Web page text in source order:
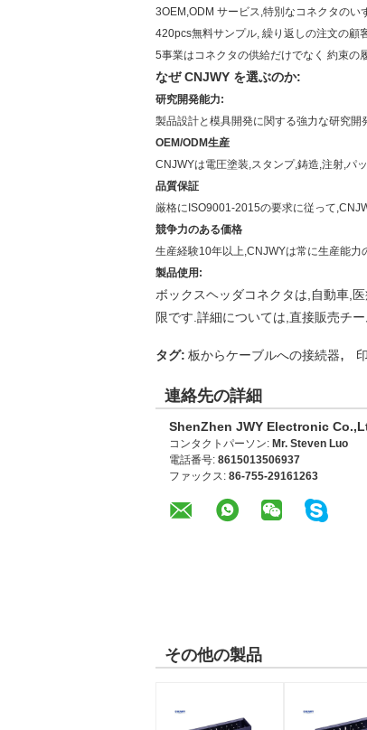
3OEM,ODM サービス,特別なコネクタの
420pcs無料サンプル, 繰り返しの注文の顧
5事業はコネクタの供給だけでなく 約束の
なぜ CNJWY を選ぶのか:
研究開発能力:
製品設計と模具開発に関する強力な研究
OEM/ODM生産
CNJWYは電圧塗装,スタンプ,鋳造,注射,パ
品質保証
厳格にISO9001-2015の要求に従って
競争力のある価格
生産経験10年以上,CNJWYは常に生産能
製品使用:
ボックスヘッダコネクタは,自動車,
限です.詳細については,直接販売チ
タグ: 板からケーブルへの接続器,
連絡先の詳細
ShenZhen JWY Electronic
コンタクトパーソン: Mr. Steven Luo
電話番号: 8615013506937
ファックス: 86-755-29161263
その他の製品